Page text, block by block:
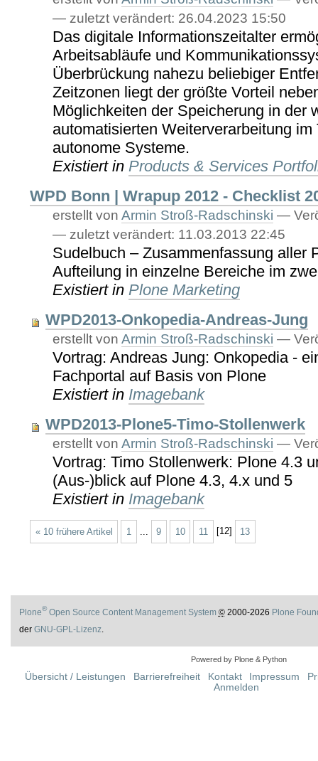
— zuletzt verändert: 26.04.2023 15:50
Das digitale Informationszeitalter
Arbeitsabläufe und
Überbrückung nahezu beliebiger
Zeitzonen liegt der größte Vorteil
Möglichkeiten der Speicherung in der
automatisierten Weiterverarbeitung im
autonome Systeme.
Existiert in Products & Services
WPD Bonn | Wrapup 2012 - Checklist
erstellt vonArmin Stroß-Radschinski —
— zuletzt verändert: 11.03.2013 22:45
Sudelbuch – Zusammenfassung aller
Aufteilung in einzelne Bereiche im
Existiert in Plone Marketing
WPD2013-Onkopedia-Andreas-Jung
erstellt vonArmin Stroß-Radschinski —
Vortrag: Andreas Jung: Onkopedia -
Fachportal auf Basis von Plone
Existiert in Imagebank
WPD2013-Plone5-Timo-Stollenwerk
erstellt vonArmin Stroß-Radschinski —
Vortrag: Timo Stollenwerk: Plone 4.3
(Aus-)blick auf Plone 4.3, 4.x und 5
Existiert in Imagebank
« 10 frühere Artikel 1 9 10 11 [12] 13
Plone®Open Source Content Management System ©2000-2026 Plone
der GNU-GPL-Lizenz.
Powered by Plone & Python
Übersicht / Leistungen Barrierefreiheit Kontakt Impressum
Anmelden